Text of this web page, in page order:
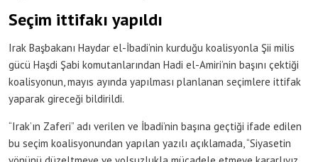
Seçim ittifakı yapıldı
Irak Başbakanı Haydar el-İbadi’nin kurduğu koalisyonla Şii milis
gücü Haşdi Şabi komutanlarından Hadi el-Amiri’nin başını çektiği
koalisyonun, mayıs ayında yapılması planlanan seçimlere ittifak
yaparak gireceği bildirildi.
“Irak’ın Zaferi” adı verilen ve İbadi’nin başına geçtiği ifade edilen
bu seçim koalisyonundan yapılan yazılı açıklamada, “Siyasetin